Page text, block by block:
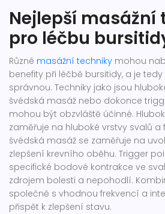
Nejlepší masážní
pro léčbu
Různé masážní techniky mohou
benefity při léčbě bursitidy, a je tedy
správnou. Techniky jako jsou
švédská masáž nebo dokonce
mohou být obzvláště účinné.
zaměřuje na hluboké vrstvy svalů
švédská masáž se zaměřuje na
zlepšení krevního oběhu. Trigger
specifické bodové kontrakce ve
zdrojem bolesti a nepohodlí.
společně s vhodnou frekvencí a
přispět k zlepšení stavu.